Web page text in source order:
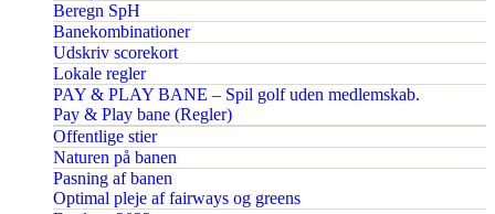
Beregn SpH
Banekombinationer
Udskriv scorekort
Lokale regler
PAY & PLAY BANE – Spil golf uden medlemskab.
Pay & Play bane (Regler)
Offentlige stier
Naturen på banen
Pasning af banen
Optimal pleje af fairways og greens